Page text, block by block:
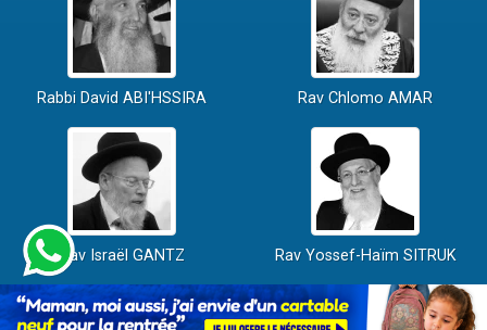
Rabbi David ABI'HSSIRA Rav Chlomo AMAR
Rav Israël GANTZ Rav Yossef-Haïm SITRUK